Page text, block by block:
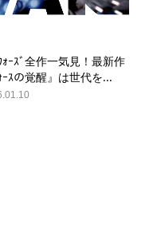
ｫｰｽﾞ全作一気見！最新作
ｰｽの覚醒』は世代を...